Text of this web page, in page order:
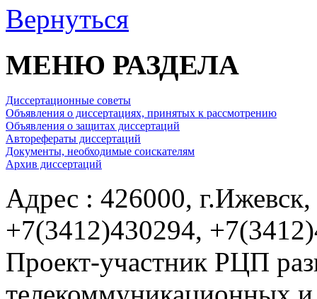
Вернуться
МЕНЮ РАЗДЕЛА
Диссертационные советы
Объявления о диссертациях, принятых к рассмотрению
Объявления о защитах диссертаций
Авторефераты диссертаций
Документы, необходимые соискателям
Архив диссертаций
Адрес : 426000,
+7(3412)430294,
Проект-участник РЦП